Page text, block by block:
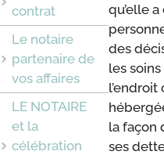
contrat
Le notaire
partenaire de
vos affaires
LE NOTAIRE
et la
célébration
qu’elle
des
les
la façon
ses